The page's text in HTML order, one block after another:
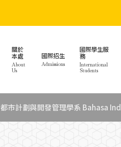
關於
本處
About
Us
國際招生
Admissions
國際學生服
務
International
Students
都市計劃與開發管理學系 Bahasa